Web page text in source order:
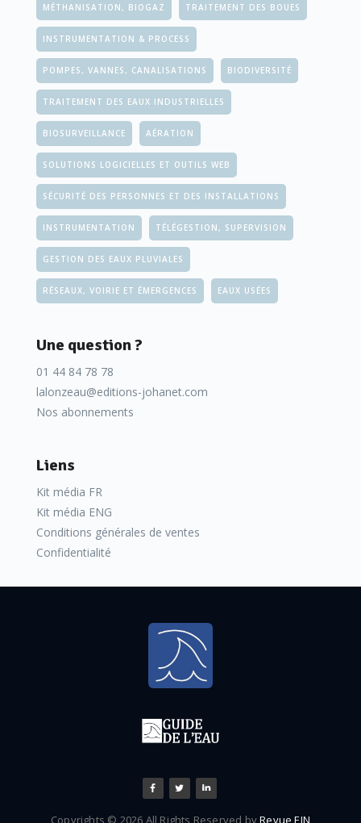
MÉTHANISATION, BIOGAZ TRAITEMENT DES BOUES
INSTRUMENTATION & PROCESS
POMPES, VANNES, CANALISATIONS BIODIVERSITÉ
TRAITEMENT DES EAUX INDUSTRIELLES
BIOSURVEILLANCE AÉRATION
SOLUTIONS LOGICIELLES ET OUTILS WEB
SÉCURITÉ DES PERSONNES ET DES INSTALLATIONS
INSTRUMENTATION TÉLÉGESTION, SUPERVISION
GESTION DES EAUX PLUVIALES
RÉSEAUX, VOIRIE ET ÉMERGENCES EAUX USÉES
Une question ?
01 44 84 78 78
lalonzeau@editions-johanet.com
Nos abonnements
Liens
Kit média FR
Kit média ENG
Conditions générales de ventes
Confidentialité
Copyrights © 2026 All Rights Reserved byRevue EIN